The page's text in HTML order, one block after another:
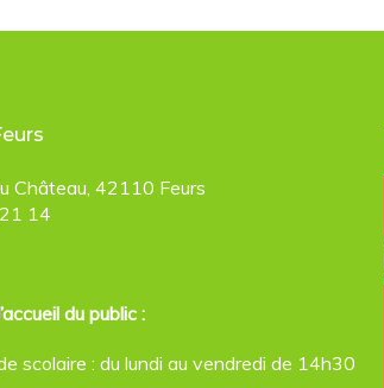
Château, 42110 Feurs
14
du public :
scolaire : du lundi au vendredi de 14h30